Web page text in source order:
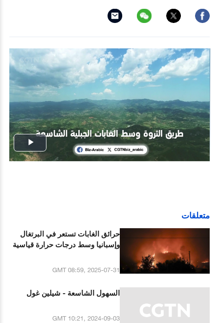
Play
متعلقات
حرائق الغابات تستعر في البرتغال
وإسبانيا وسط درجات حرارة قياسية
GMT 08:59, 2025-07-31
السهول الشاسعة - شيلين غول
GMT 10:21, 2024-09-03